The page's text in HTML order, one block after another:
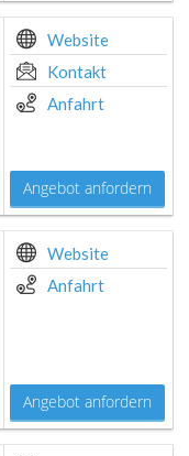
Website
Kontakt
Anfahrt
Angebot anfordern
Website
Anfahrt
Angebot anfordern